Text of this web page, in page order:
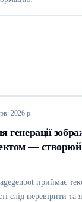
2026 р.
генерації
— створюй
приймає
слід перевірити та